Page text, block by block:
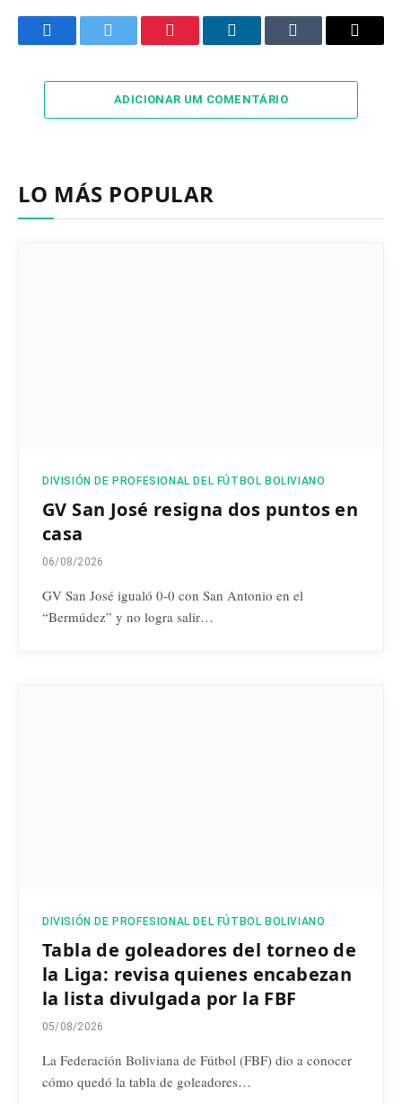
FacebookTwitter Pinterest LinkedInTumblr Email
ADICIONAR UM COMENTÁRIO
LO MÁS POPULAR
DIVISIÓN DE PROFESIONAL DEL FÚTBOL BOLIVIANO
GV San José resigna dos puntos en
casa
06/08/2026
GV San José igualó 0-0 con San Antonio en el
“Bermúdez” y no logra salir…
DIVISIÓN DE PROFESIONAL DEL FÚTBOL BOLIVIANO
Tabla de goleadores del torneo de
la Liga: revisa quienes encabezan
la lista divulgada por la FBF
05/08/2026
La Federación Boliviana de Fútbol (FBF) dio a conocer
cómo quedó la tabla de goleadores…